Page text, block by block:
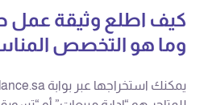
كيف اطلع وثيقة عمل
وما هو التخصص